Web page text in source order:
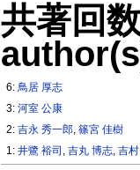
共著回
6:鳥居 厚志
3:河室 公康
2:吉永 秀一郎,篠宮 佳樹
1:井鷺 裕司 ,吉丸 博志,吉